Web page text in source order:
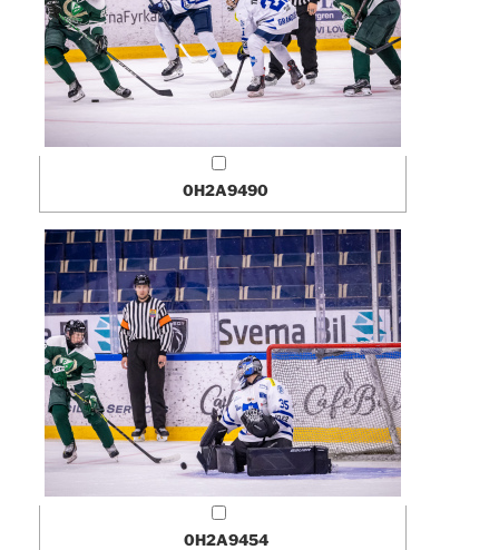
0H2A9490
0H2A9454